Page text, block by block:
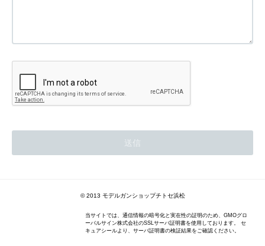
© 2013 モデルガンショップチトセ浜松
当サイトでは、通信情報の暗号化と実在性の証明のため、GMOグロ
ーバルサイン株式会社のSSLサーバ証明書を使用しております。 セ
キュアシールより、サーバ証明書の検証結果をご確認ください。